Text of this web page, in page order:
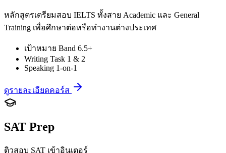
หลักสูตรเตรียมสอบ IELTS ทั้งสาย Academic และ General
Training เพื่อศึกษาต่อหรือทำงานต่างประเทศ
เป้าหมาย Band 6.5+
Writing Task 1 & 2
Speaking 1-on-1
ดูรายละเอียดคอร์ส
SAT Prep
ติวสอบ SAT เข้าอินเตอร์